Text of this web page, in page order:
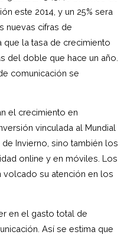
este 2014, y un 25% sera
nuevas cifras de
la tasa de crecimiento
del doble que hace un año.
comunicación se
el crecimiento en
vinculada al Mundial
Invierno, sino también los
online y en móviles. Los
volcado su atención en los
en el gasto total de
Así se estima que